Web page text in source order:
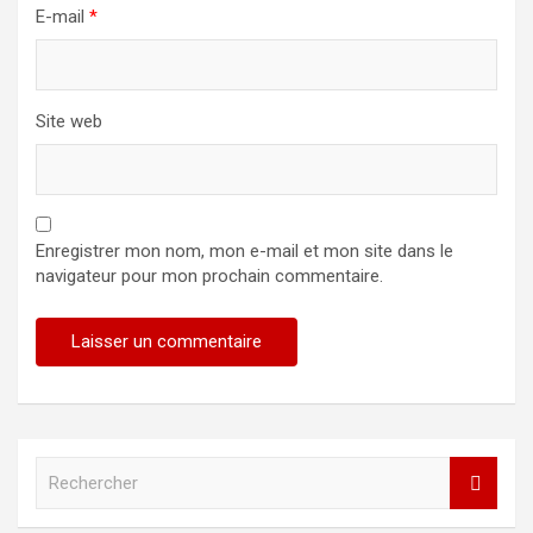
E-mail *
Site web
Enregistrer mon nom, mon e-mail et mon site dans le
navigateur pour mon prochain commentaire.